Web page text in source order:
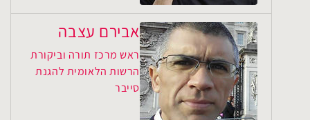
אבירם עצבה
ראש מרכז תורה וביקורת
הרשות הלאומית להגנת
סייבר